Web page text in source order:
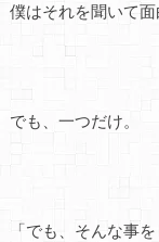
僕はそれを聞いて面
でも、一つだけ。
「でも、そんな事